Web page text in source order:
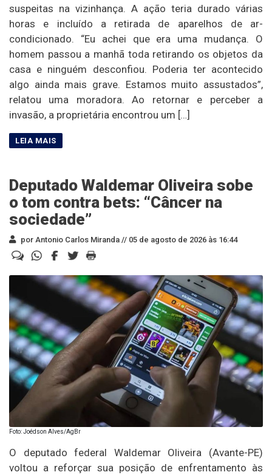
suspeitas na vizinhança. A ação teria durado várias
horas e incluído a retirada de aparelhos de ar-
condicionado. “Eu achei que era uma mudança. O
homem passou a manhã toda retirando os objetos da
casa e ninguém desconfiou. Poderia ter acontecido
algo ainda mais grave. Estamos muito assustados”,
relatou uma moradora. Ao retornar e perceber a
invasão, a proprietária encontrou um […]
Deputado Waldemar Oliveira sobe
o tom contra bets: “Câncer na
sociedade”
por Antonio Carlos Miranda // 05 de agosto de 2026 às 16:44
Foto: Joédson Alves/AgBr
O deputado federal Waldemar Oliveira (Avante-PE)
voltou a reforçar sua posição de enfrentamento às